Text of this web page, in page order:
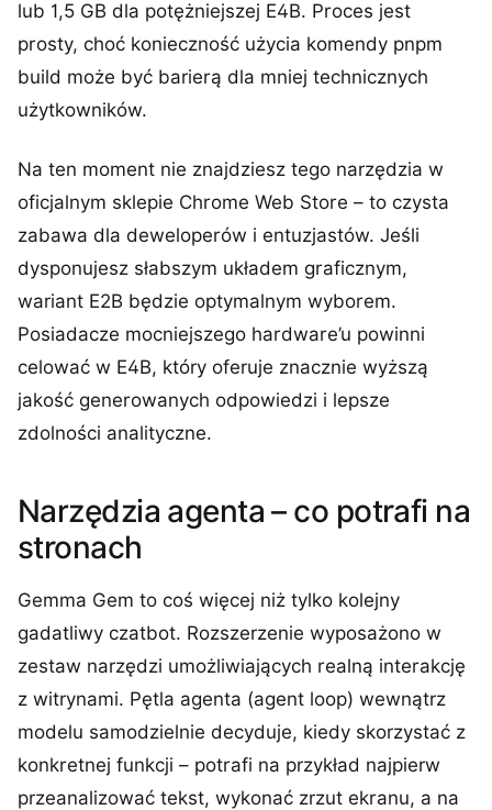
lub 1,5 GB dla potężniejszej E4B. Proces jest
prosty, choć konieczność użycia komendy pnpm
build może być barierą dla mniej technicznych
użytkowników.
Na ten moment nie znajdziesz tego narzędzia w
oficjalnym sklepie Chrome Web Store – to czysta
zabawa dla deweloperów i entuzjastów. Jeśli
dysponujesz słabszym układem graficznym,
wariant E2B będzie optymalnym wyborem.
Posiadacze mocniejszego hardware’u powinni
celować w E4B, który oferuje znacznie wyższą
jakość generowanych odpowiedzi i lepsze
zdolności analityczne.
Narzędzia agenta – co potrafi na
stronach
Gemma Gem to coś więcej niż tylko kolejny
gadatliwy czatbot. Rozszerzenie wyposażono w
zestaw narzędzi umożliwiających realną interakcję
z witrynami. Pętla agenta (agent loop) wewnątrz
modelu samodzielnie decyduje, kiedy skorzystać z
konkretnej funkcji – potrafi na przykład najpierw
przeanalizować tekst, wykonać zrzut ekranu, a na